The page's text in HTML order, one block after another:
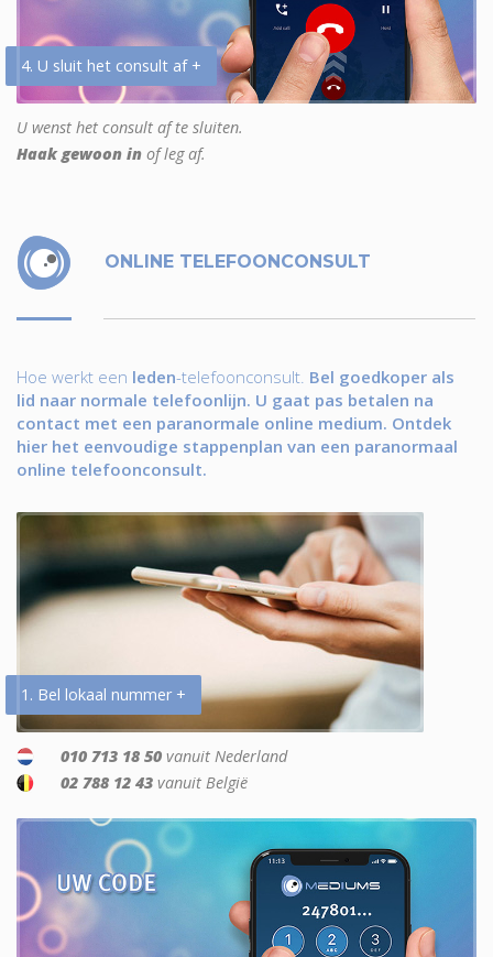
4. U sluit het consult af +
U wenst het consult af te sluiten.
Haak gewoon in of leg af.
ONLINE TELEFOONCONSULT
Hoe werkt een leden-telefoonconsult. Bel goedkoper als
lid naar normale telefoonlijn. U gaat pas betalen na
contact met een paranormale online medium. Ontdek
hier het eenvoudige stappenplan van een paranormaal
online telefoonconsult.
1. Bel lokaal nummer +
010 713 18 50 vanuit Nederland
02 788 12 43 vanuit België